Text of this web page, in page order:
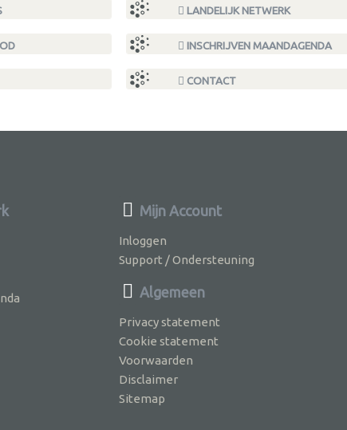
LANDELIJK NETWERK
INSCHRIJVEN MAANDAGENDA
CONTACT
Mijn Account
Inloggen
Support / Ondersteuning
Algemeen
Privacy statement
Cookie statement
Voorwaarden
Disclaimer
Sitemap